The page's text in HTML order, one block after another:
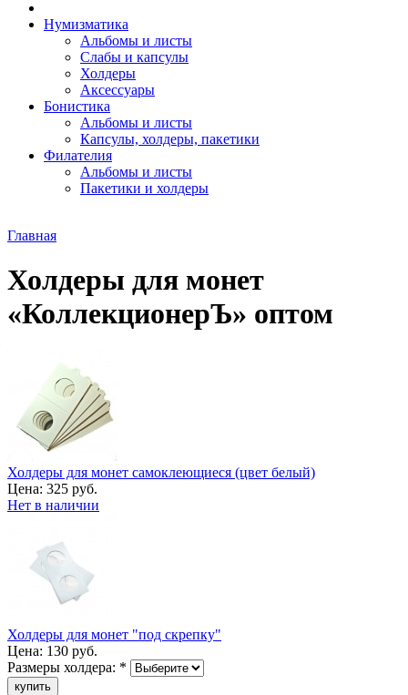
Нумизматика
Альбомы и листы
Слабы и капсулы
Холдеры
Аксессуары
Бонистика
Альбомы и листы
Капсулы, холдеры, пакетики
Филателия
Альбомы и листы
Пакетики и холдеры
Главная
Холдеры для монет
«КоллекционерЪ» оптом
Холдеры для монет самоклеющиеся (цвет белый)
Цена: 325 руб.
Нет в наличии
Холдеры для монет "под скрепку"
Цена: 130 руб.
Размеры холдера: *